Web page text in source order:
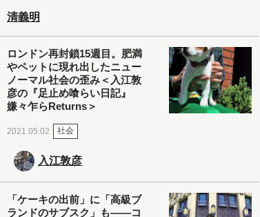
清義明
ロンドン再封鎖15週目。肥満
やペットに現れ出したニュー
ノーマル社会の歪み＜入江敦
彦の『足止め喰らい日記』
嫌々乍らReturns＞
2021.05.02 社会
入江敦彦
「ケーキの出前」に「高級ブ
ランドのサブスク」も――コ